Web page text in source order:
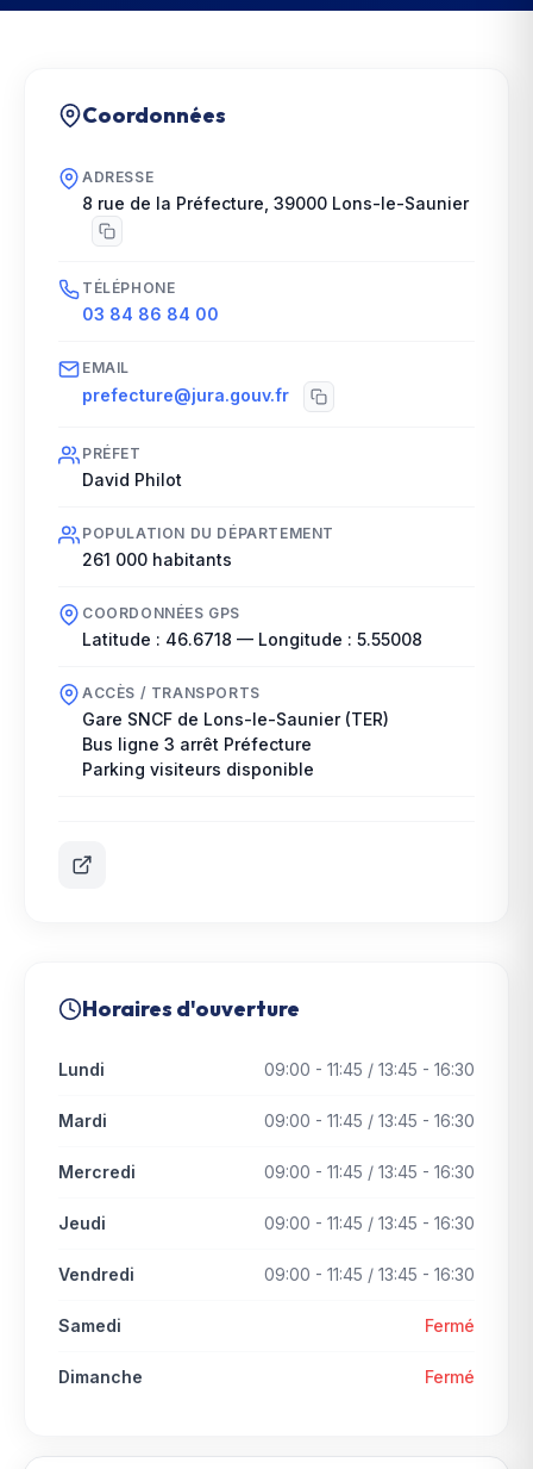
Coordonnées
ADRESSE
8 rue de la Préfecture 39000 Lons-le-Saunier
TÉLÉPHONE
03 84 86 84 00
EMAIL
prefecture@jura.gouv.fr
PRÉFET
David Philot
POPULATION DU DÉPARTEMENT
261 000 habitants
COORDONNÉES GPS
Latitude : 46.6718 — Longitude : 5.55008
ACCÈS / TRANSPORTS
Gare SNCF de Lons-le-Saunier (TER)
Bus ligne 3 arrêt Préfecture
Parking visiteurs disponible
Horaires d'ouverture
Lundi 09:00 - 11:45 / 13:45 - 16:30
Mardi 09:00 - 11:45 / 13:45 - 16:30
Mercredi 09:00 - 11:45 / 13:45 - 16:30
Jeudi 09:00 - 11:45 / 13:45 - 16:30
Vendredi 09:00 - 11:45 / 13:45 - 16:30
Samedi Fermé
Dimanche Fermé